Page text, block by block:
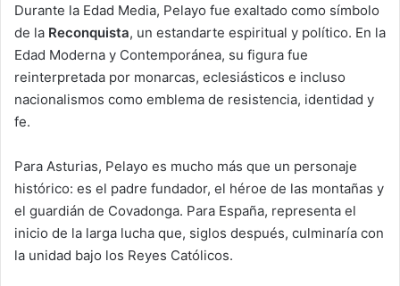
Durante la Edad Media, Pelayo fue exaltado como símbolo
de la Reconquista, un estandarte espiritual y político. En la
Edad Moderna y Contemporánea, su figura fue
reinterpretada por monarcas, eclesiásticos e incluso
nacionalismos como emblema de resistencia, identidad y
fe.
Para Asturias, Pelayo es mucho más que un personaje
histórico: es el padre fundador, el héroe de las montañas y
el guardián de Covadonga. Para España, representa el
inicio de la larga lucha que, siglos después, culminaría con
la unidad bajo los Reyes Católicos.